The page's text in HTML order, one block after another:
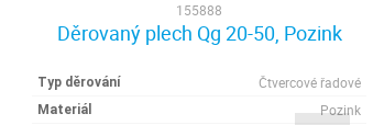
155888
Děrovaný plech Qg 20-50, Pozink
Typ děrování Čtvercové řadové
Materiál Pozink